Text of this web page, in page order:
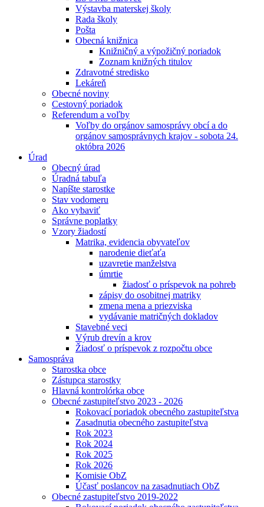
Výstavba materskej školy
Rada školy
Pošta
Obecná knižnica
Knižničný a výpožičný poriadok
Zoznam knižných titulov
Zdravotné stredisko
Lekáreň
Obecné noviny
Cestovný poriadok
Referendum a voľby
Voľby do orgánov samosprávy obcí a do
orgánov samosprávnych krajov - sobota 24.
októbra 2026
Úrad
Obecný úrad
Úradná tabuľa
Napíšte starostke
Stav vodomeru
Ako vybaviť
Správne poplatky
Vzory žiadostí
Matrika, evidencia obyvateľov
narodenie dieťaťa
uzavretie manželstva
úmrtie
žiadosť o príspevok na pohreb
zápisy do osobitnej matriky
zmena mena a priezviska
vydávanie matričných dokladov
Stavebné veci
Výrub drevín a krov
Žiadosť o príspevok z rozpočtu obce
Samospráva
Starostka obce
Zástupca starostky
Hlavná kontrolórka obce
Obecné zastupiteľstvo 2023 - 2026
Rokovací poriadok obecného zastupiteľstva
Zasadnutia obecného zastupiteľstva
Rok 2023
Rok 2024
Rok 2025
Rok 2026
Komisie ObZ
Účasť poslancov na zasadnutiach ObZ
Obecné zastupiteľstvo 2019-2022